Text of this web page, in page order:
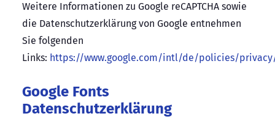
Weitere Informationen zu Google reCAPTCHA sowie
die Datenschutzerklärung von Google entnehmen
Sie folgenden
Links: https://www.google.com/intl/de/policies/
Google Fonts
Datenschutzerklärung